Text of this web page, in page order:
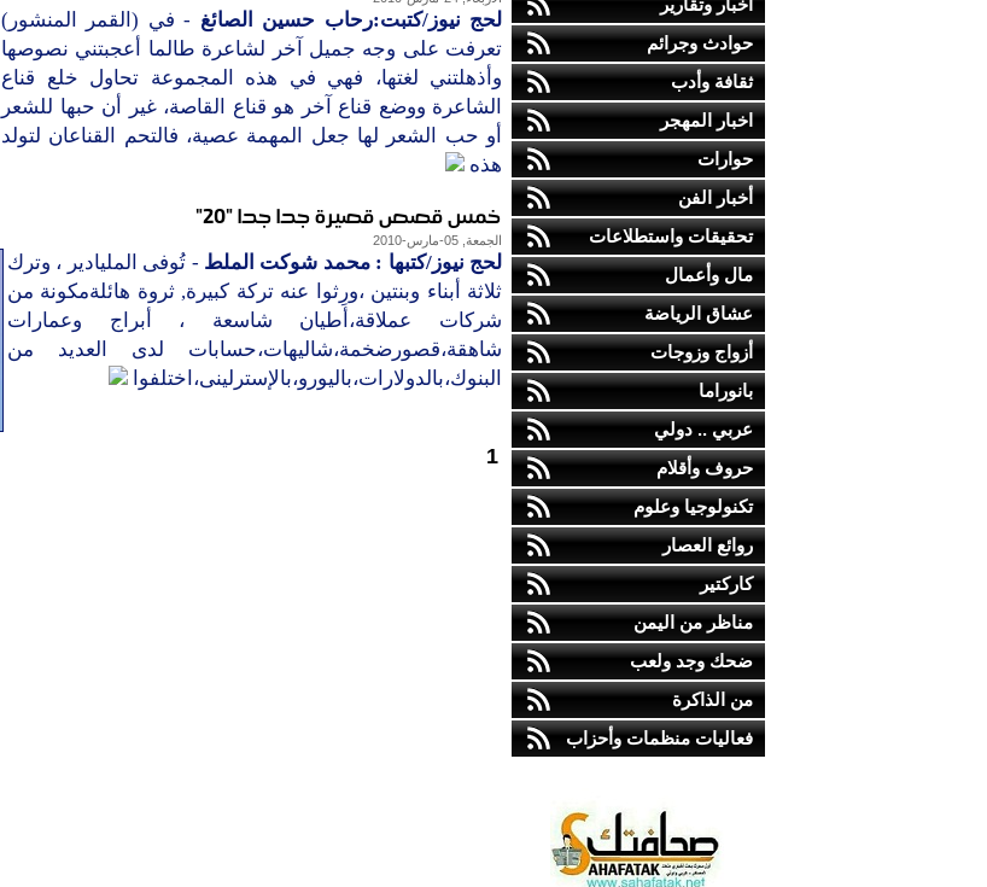
أخبار وتقارير
حوادث وجرائم
ثقافة وأدب
اخبار المهجر
حوارات
أخبار الفن
تحقيقات واستطلاعات
مال وأعمال
عشاق الرياضة
أزواج وزوجات
بانوراما
عربي .. دولي
حروف وأقلام
تكنولوجيا وعلوم
روائع العصار
كاركتير
مناظر من اليمن
ضحك وجد ولعب
من الذاكرة
فعاليات منظمات وأحزاب
لحج نيوز/كتبت:رحاب حسين الصائغ - في (القمر المنشور)
تعرفت على وجه جميل آخر لشاعرة طالما أعجبتني نصوصها
وأذهلتني لغتها، فهي في هذه المجموعة تحاول خلع قناع
الشاعرة ووضع قناع آخر هو قناع القاصة، غير أن حبها للشعر
أو حب الشعر لها جعل المهمة عصية، فالتحم القناعان لتولد
هذه
خمس قصص قصيرة جدا جدا "20"
الجمعة, 05-مارس-2010
لحج نيوز/كتبها : محمد شوكت الملط - تُوفى المليادير ، وترك
ثلاثة أبناء وبنتين ،ورِثوا عنه تركة كبيرة, ثروة هائلةمكونة من
شركات عملاقة،أطيان شاسعة ، أبراج وعمارات
شاهقة،قصورضخمة،شاليهات،حسابات لدى العديد من
البنوك،بالدولارات،باليورو،بالإسترلينى،اختلفوا
1